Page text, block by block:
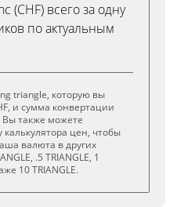
(CHF) всего за одну
по актуальным
triangle, которую вы
и сумма конвертации
Вы также можете
цен, чтобы
валюта в других
.5 TRIANGLE, 1
10 TRIANGLE.